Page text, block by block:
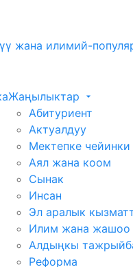
жана илимий-
Жаңылыктар
Абитуриент
Актуалдуу
Мектепке
Аял жана коом
Сынак
Инсан
Эл аралык
Илим жана жашоо
Алдыңкы
Реформа